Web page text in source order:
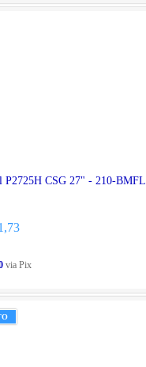
P2725H CSG 27" - 210-BMFL
via Pix